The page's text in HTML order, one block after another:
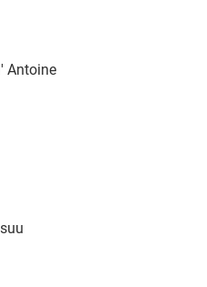
Antoine